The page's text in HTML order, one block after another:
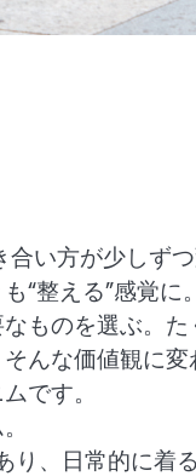
い方が少しずつ
“整える”感覚に。
ものを選ぶ。た
んな価値観に変
です。
、日常的に着